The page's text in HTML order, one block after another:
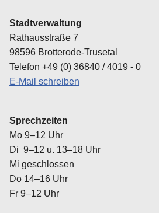
Stadtverwaltung
Rathausstraße 7
98596 Brotterode-Trusetal
Telefon +49 (0) 36840 / 4019 - 0
E-Mail schreiben
Sprechzeiten
Mo 9–12 Uhr
Di 9–12 u. 13–18 Uhr
Mi geschlossen
Do 14–16 Uhr
Fr 9–12 Uhr
Ausschreibungen
Stellenausschreibung
Wahlen
Schiedsstelle
Kontaktbereichsbeamter
Transparenzportal
Tourist-Informationen